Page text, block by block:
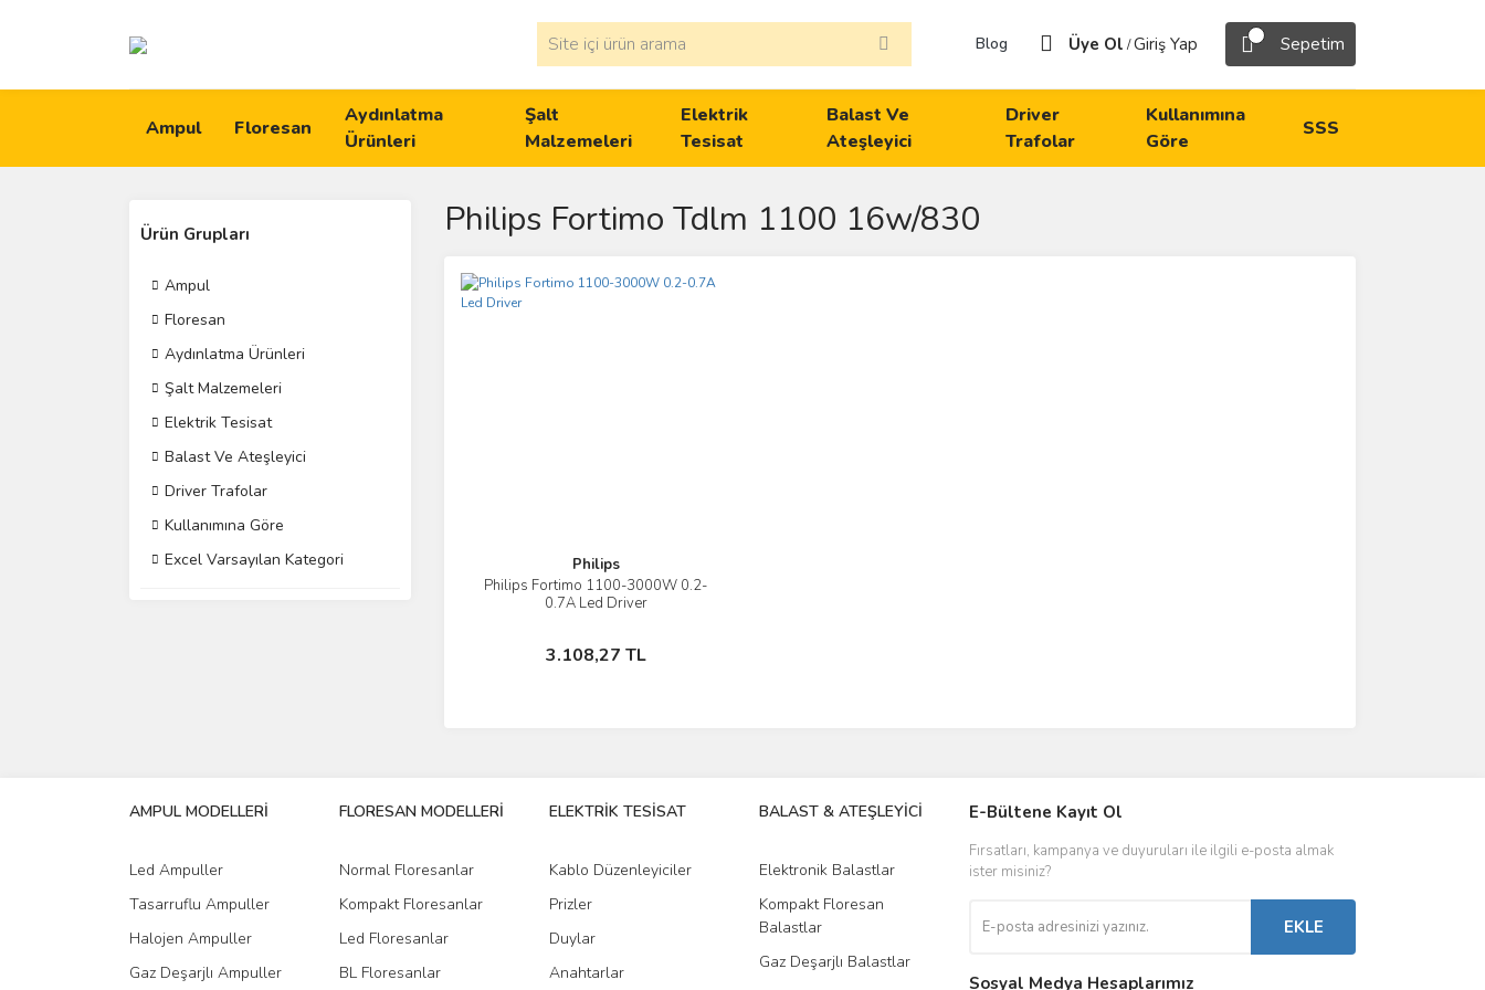
Blog Üye Ol /Giriş Yap Sepetim
Ampul Floresan
Aydınlatma
Ürünleri
Şalt
Malzemeleri
Elektrik
Tesisat
Balast Ve
Ateşleyici
Driver
Trafolar
Kullanımına
Göre
SSS
Ürün Grupları
Ampul
Floresan
Aydınlatma Ürünleri
Şalt Malzemeleri
Elektrik Tesisat
Balast Ve Ateşleyici
Driver Trafolar
Kullanımına Göre
Excel Varsayılan Kategori
Philips Fortimo Tdlm 1100 16w/830
Philips
Philips Fortimo 1100-3000W 0.2-
0.7A Led Driver
3.108,27 TL
İncele
Sepete Ekle
AMPUL MODELLERİ
Led Ampuller
Tasarruflu Ampuller
Halojen Ampuller
Gaz Deşarjlı Ampuller
FLORESAN MODELLERİ
Normal Floresanlar
Kompakt Floresanlar
Led Floresanlar
BL Floresanlar
ELEKTRİK TESİSAT
Kablo Düzenleyiciler
Prizler
Duylar
Anahtarlar
BALAST & ATEŞLEYİCİ
Elektronik Balastlar
Kompakt Floresan
Balastlar
Gaz Deşarjlı Balastlar
DRIVER & TRAFO
Led Driverlar
Kontaktörler
Sigorta & Otomatlar
E-Bültene Kayıt Ol
Fırsatları, kampanya ve duyuruları ile ilgili e-posta almak
ister misiniz?
EKLE
Sosyal Medya Hesaplarımız